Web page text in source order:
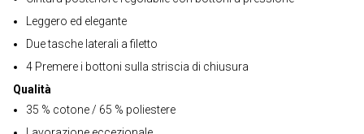
Leggero ed elegante
Due tasche laterali a filetto
4 Premere i bottoni sulla striscia di chiusura
Qualità
35 % cotone / 65 % poliestere